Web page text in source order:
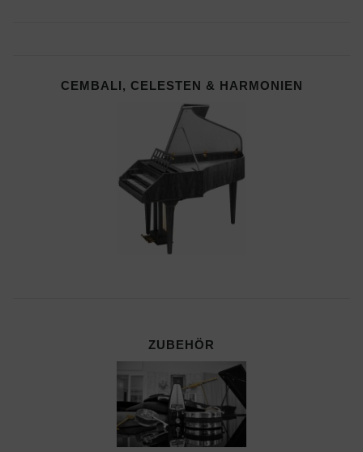
CEMBALI, CELESTEN & HARMONIEN
ZUBEHÖR